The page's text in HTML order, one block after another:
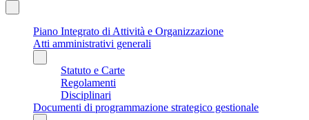
Piano Integrato di Attività e Organizzazione
Atti amministrativi generali
Statuto e Carte
Regolamenti
Disciplinari
Documenti di programmazione strategico gestionale